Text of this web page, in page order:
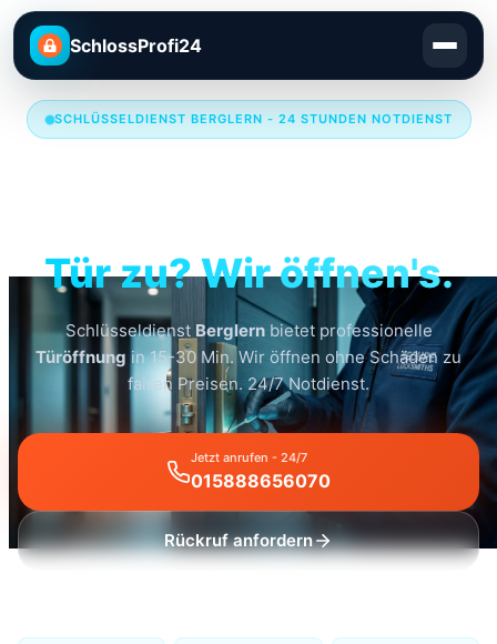
SchlossProfi24
SCHLÜSSELDIENST BERGLERN - 24 STUNDEN NOTDIENST
Tür zu? Wir öffnen's.
Schlüsseldienst Berglernbietet professionelle
Türöffnung in 15-30 Min. Wir öffnen ohne Schäden zu
fairen Preisen. 24/7 Notdienst.
Jetzt anrufen - 24/7
015888656070
Rückruf anfordern